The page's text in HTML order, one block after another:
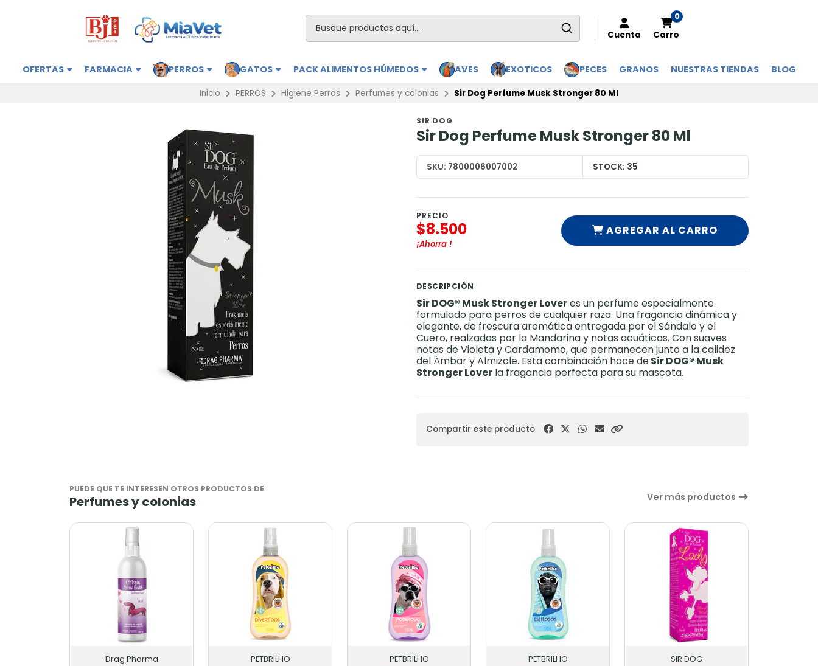
Cuenta
0
Carro
OFERTAS FARMACIA PERROS GATOS PACK ALIMENTOS HÚMEDOS AVES EXOTICOS PECES GRANOS NUESTRAS TIENDAS BLOG
Inicio PERROS Higiene Perros Perfumes y colonias Sir Dog Perfume Musk Stronger 80 Ml
SIR DOG
Sir Dog Perfume Musk Stronger 80 Ml
SKU: 7800006007002 STOCK: 35
PRECIO
$8.500
¡Ahorra !
AGREGAR AL CARRO
DESCRIPCIÓN
Sir DOG® Musk Stronger Loveres un perfume especialmente
formulado para perros de cualquier raza. Una fragancia dinámica y
elegante, de frescura aromática entregada por el Sándalo y el
Cuero, realzadas por la Mandarina y notas acuáticas. Con suaves
notas de Violeta y Cardamomo, que permanecen junto a la calidez
del Ámbar y Almizcle. Esta combinación hace deSir DOG® Musk
Stronger Lover la fragancia perfecta para su mascota.
Compartir este producto
PUEDE QUE TE INTERESEN OTROS PRODUCTOS DE
Perfumes y colonias Ver más productos
Drag Pharma PETBRILHO PETBRILHO PETBRILHO SIR DOG